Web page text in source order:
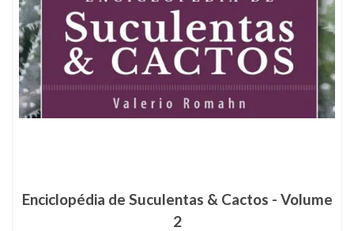
Enciclopédia de Suculentas & Cactos - Volume
2